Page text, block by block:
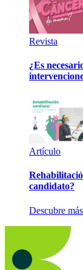
Revista
¿Es
Artículo
candidato?
Descubre